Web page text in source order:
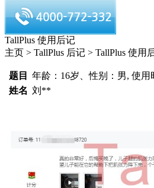
TallPlus 使用后记
主页 > TallPlus 后记 > TallPlus 使用
题目
年龄：16岁、性别：男, 使
姓名 刘**